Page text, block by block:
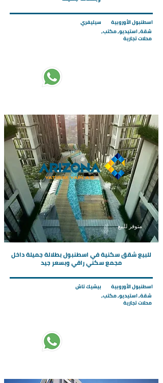
سيليفري
اسطنبول الأوروبية
شقة, استيديو, مكتب,
محلات تجارية
متوفر للبيع
للبيع شقق سكنية في اسطنبول بطلالة جميلة داخل
مجمع سكني راقي وبسعر جيد
بيشيك تاش
اسطنبول الأوروبية
شقة, استيديو, مكتب,
محلات تجارية